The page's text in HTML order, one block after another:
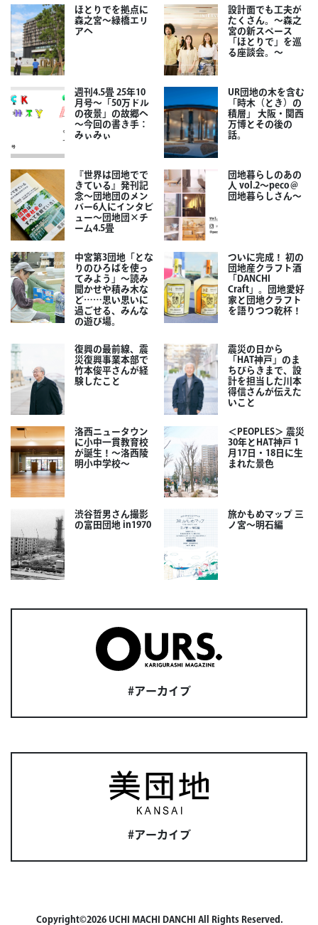
ほとりでを拠点に
森之宮～緑橋エリ
アへ
設計面でも工夫が
たくさん。～森之
宮の新スペース
「ほとりで」を巡
る座談会。～
週刊4.5畳 25年10
月号～「50万ドル
の夜景」の故郷へ
～今回の書き手：
みぃみぃ
UR団地の木を含む
「時木（とき）の
積層」 大阪・関西
万博とその後の
話。
『世界は団地でで
きている』発刊記
念～団地団のメン
バー6人にインタビ
ュー～団地団×チ
ーム4.5畳
団地暮らしのあの
人 vol.2～peco＠
団地暮らしさん～
中宮第3団地「とな
りのひろばを使っ
てみよう」～読み
聞かせや積み木な
ど……思い思いに
過ごせる、みんな
の遊び場。
ついに完成！ 初の
団地産クラフト酒
「DANCHI
Craft」。団地愛好
家と団地クラフト
を語りつつ乾杯！
復興の最前線、震
災復興事業本部で
竹本俊平さんが経
験したこと
震災の日から
「HAT神戸」のま
ちびらきまで、設
計を担当した川本
得信さんが伝えた
いこと
洛西ニュータウン
に小中一貫教育校
が誕生！～洛西陵
明小中学校～
＜PEOPLES＞ 震災
30年とHAT神戸 1
月17日・18日に生
まれた景色
渋谷哲男さん撮影
の富田団地 in1970
旅かもめマップ 三
ノ宮〜明石編
#アーカイブ
#アーカイブ
Copyright©2026 UCHI MACHI DANCHI All Rights Reserved.